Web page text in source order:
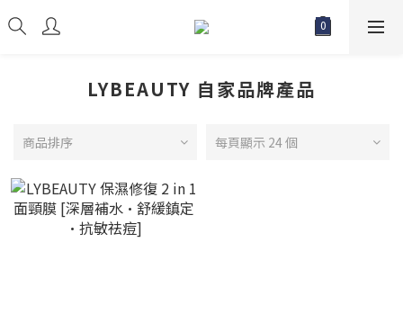
LYBEAUTY 自家品牌產品
商品排序 每頁顯示 24 個